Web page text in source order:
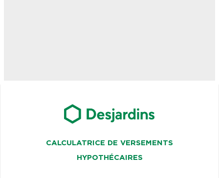
CALCULATRICE DE VERSEMENTS
HYPOTHÉCAIRES